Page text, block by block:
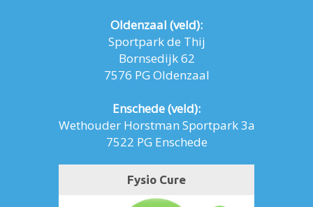
Oldenzaal (veld):
Sportpark de Thij
Bornsedijk 62
7576 PG Oldenzaal
Enschede (veld):
Wethouder Horstman Sportpark 3a
7522 PG Enschede